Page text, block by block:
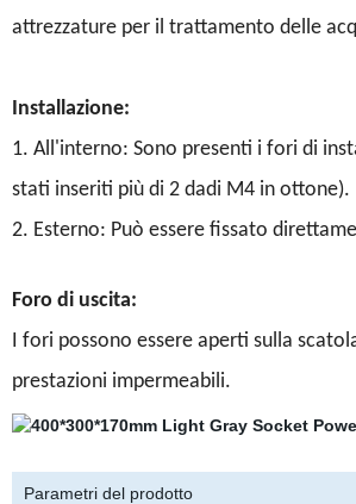
attrezzature per il trattamento delle
Installazione:
1. All'interno: Sono presenti i fori di
stati inseriti più di 2 dadi M4 in ottone).
2. Esterno: Può essere fissato
Foro di uscita:
I fori possono essere aperti sulla
prestazioni impermeabili.
Parametri del prodotto